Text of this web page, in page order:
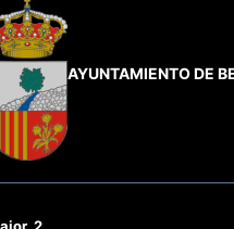
AYUNTAMIENTO DE